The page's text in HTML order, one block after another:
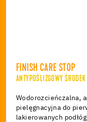
FINISH CARE STOP
ANTYPOŚLIZGOWY
Wodorozcieńczalna,
pielęgnacyjna do
lakierowanych